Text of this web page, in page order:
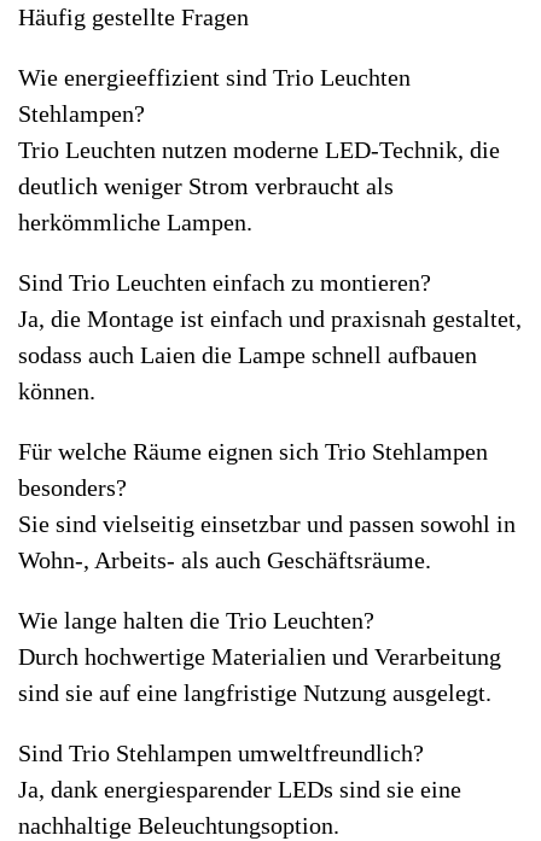
Häufig gestellte Fragen
Wie energieeffizient sind Trio Leuchten
Stehlampen?
Trio Leuchten nutzen moderne LED-Technik, die
deutlich weniger Strom verbraucht als
herkömmliche Lampen.
Sind Trio Leuchten einfach zu montieren?
Ja, die Montage ist einfach und praxisnah gestaltet,
sodass auch Laien die Lampe schnell aufbauen
können.
Für welche Räume eignen sich Trio Stehlampen
besonders?
Sie sind vielseitig einsetzbar und passen sowohl in
Wohn-, Arbeits- als auch Geschäftsräume.
Wie lange halten die Trio Leuchten?
Durch hochwertige Materialien und Verarbeitung
sind sie auf eine langfristige Nutzung ausgelegt.
Sind Trio Stehlampen umweltfreundlich?
Ja, dank energiesparender LEDs sind sie eine
nachhaltige Beleuchtungsoption.